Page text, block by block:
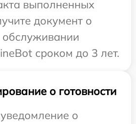
выполненных
документ о
сроком до 3 лет.
о готовности
о